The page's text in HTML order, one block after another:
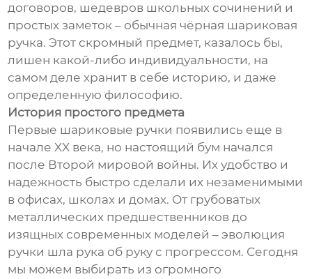
договоров, шедевров школьных сочинений и
простых заметок – обычная чёрная шариковая
ручка. Этот скромный предмет, казалось бы,
лишен какой-либо индивидуальности, на
самом деле хранит в себе историю, и даже
определенную философию.
История простого предмета
Первые шариковые ручки появились еще в
начале XX века, но настоящий бум начался
после Второй мировой войны. Их удобство и
надежность быстро сделали их незаменимыми
в офисах, школах и домах. От грубоватых
металлических предшественников до
изящных современных моделей – эволюция
ручки шла рука об руку с прогрессом. Сегодня
мы можем выбирать из огромного